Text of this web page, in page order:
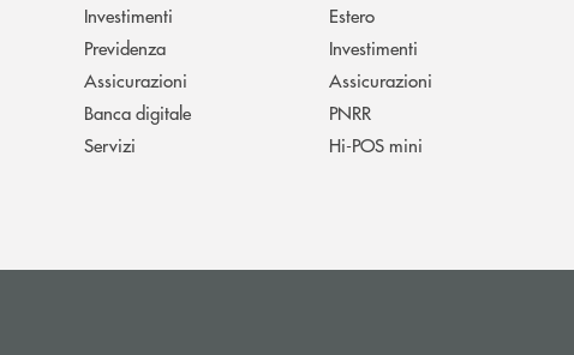
Investimenti
Previdenza
Assicurazioni
Banca digitale
Servizi
Estero
Investimenti
Assicurazioni
PNRR
Hi-POS mini